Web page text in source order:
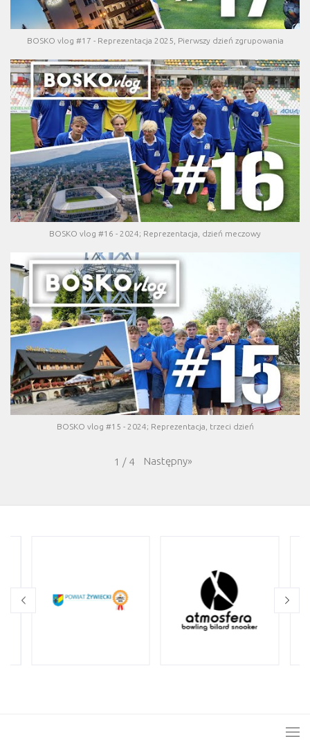
BOSKO vlog #17 - Reprezentacja 2025, Pierwszy dzień zgrupowania
BOSKO vlog #16 - 2024; Reprezentacja, dzień meczowy
BOSKO vlog #15 - 2024; Reprezentacja, trzeci dzień
1 / 4 Następny»